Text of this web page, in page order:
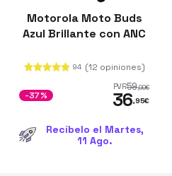
Motorola Moto Buds
Azul Brillante con ANC
94 (12 opiniones)
PVR59,00€
36,95€
-37%
Recíbelo el Martes,
11 Ago.